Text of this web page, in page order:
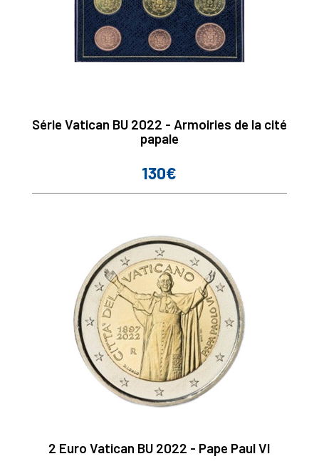
Série Vatican BU 2022 - Armoiries de la cité
papale
Prix
130€
2 Euro Vatican BU 2022 - Pape Paul VI